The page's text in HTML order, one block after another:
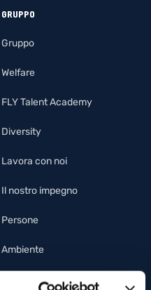
GRUPPO
Gruppo
Welfare
FLY Talent Academy
Diversity
Lavora con noi
Il nostro impegno
Persone
Ambiente
Innovazione